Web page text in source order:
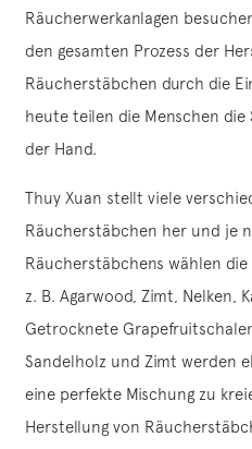
Räucherwerkanlagen
den gesamten Prozess der
Räucherstäbchen durch die
heute teilen die Menschen
der Hand.
Thuy Xuan stellt viele
Räucherstäbchen her und je
Räucherstäbchens wählen
z. B. Agarwood, Zimt, Nelken,
Getrocknete
Sandelholz und Zimt werden
eine perfekte Mischung zu
Herstellung von